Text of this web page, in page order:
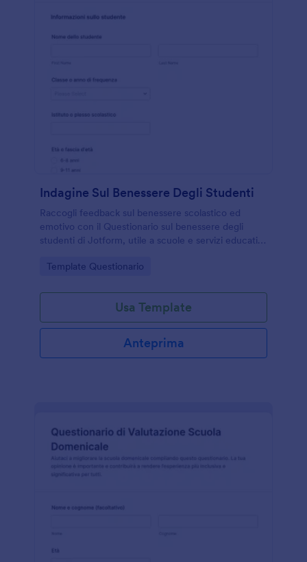
Indagine Sul Benessere Degli Studenti
Raccogli feedback sul benessere scolastico ed
emotivo con il Questionario sul benessere degli
studenti di Jotform, utile a scuole e servizi educativi
supporto.
Go to Category:
Template Questionario
Usa Template
Anteprima